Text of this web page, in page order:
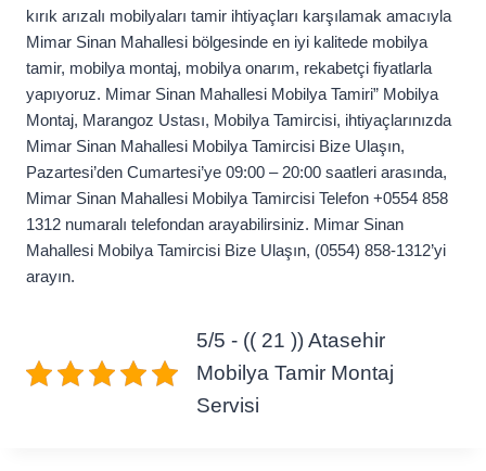
kırık arızalı mobilyaları tamir ihtiyaçları karşılamak amacıyla
Mimar Sinan Mahallesi bölgesinde en iyi kalitede mobilya
tamir, mobilya montaj, mobilya onarım, rekabetçi fiyatlarla
yapıyoruz. Mimar Sinan Mahallesi Mobilya Tamiri” Mobilya
Montaj, Marangoz Ustası, Mobilya Tamircisi, ihtiyaçlarınızda
Mimar Sinan Mahallesi Mobilya Tamircisi Bize Ulaşın,
Pazartesi’den Cumartesi’ye 09:00 – 20:00 saatleri arasında,
Mimar Sinan Mahallesi Mobilya Tamircisi Telefon +0554 858
1312 numaralı telefondan arayabilirsiniz. Mimar Sinan
Mahallesi Mobilya Tamircisi Bize Ulaşın, (0554) 858-1312’yi
arayın.
5/5 - (( 21 )) Atasehir
Mobilya Tamir Montaj
Servisi